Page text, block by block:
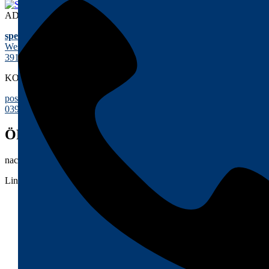
ADRESSE
special! b KG
Westring 17
39108 Magdeburg
KONTAKT
post@special-b.de
0391 – 55 55 99 40
ÖFFNUNGZEITEN
nach Vereinbarung
Links